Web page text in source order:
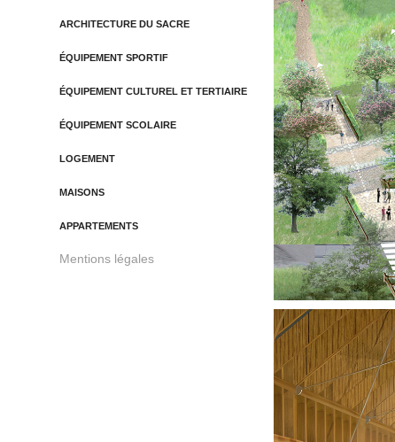
ARCHITECTURE DU SACRE
ÉQUIPEMENT SPORTIF
ÉQUIPEMENT CULTUREL ET TERTIAIRE
ÉQUIPEMENT SCOLAIRE
LOGEMENT
MAISONS
APPARTEMENTS
Mentions légales